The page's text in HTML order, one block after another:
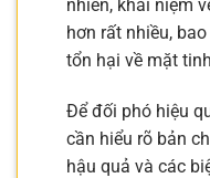
nhiên, khái niệm
hơn rất nhiều,
tổn hại về mặt
Để đối phó hiệu
cần hiểu rõ bản
hậu quả và các